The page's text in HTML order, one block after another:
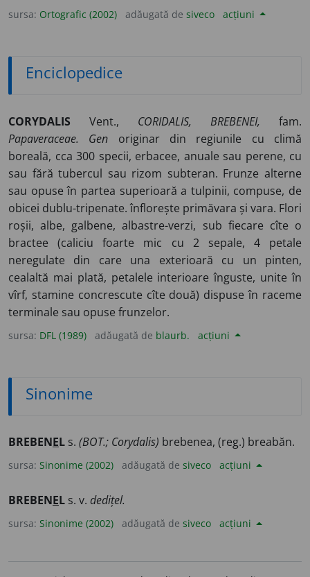
sursa: Ortografic (2002) adăugată de siveco acțiuni
Enciclopedice
CORYDALIS Vent., CORIDALIS, BREBENEI, fam.
Papaveraceae. Gen originar din regiunile cu climă
boreală, cca 300 specii, erbacee, anuale sau perene, cu
sau fără tubercul sau rizom subteran. Frunze alterne
sau opuse în partea superioară a tulpinii, compuse, de
obicei dublu-tripenate. înflorește primăvara și vara. Flori
roșii, albe, galbene, albastre-verzi, sub fiecare cîte o
bractee (caliciu foarte mic cu 2 sepale, 4 petale
neregulate din care una exterioară cu un pinten,
cealaltă mai plată, petalele interioare înguste, unite în
vîrf, stamine concrescute cîte două) dispuse în raceme
terminale sau opuse frunzelor.
sursa: DFL (1989) adăugată de blaurb. acțiuni
Sinonime
BREBENEL s. (BOT.; Corydalis) brebenea, (reg.) breabăn.
sursa: Sinonime (2002) adăugată de siveco acțiuni
BREBENEL s. v. dedițel.
sursa: Sinonime (2002) adăugată de siveco acțiuni